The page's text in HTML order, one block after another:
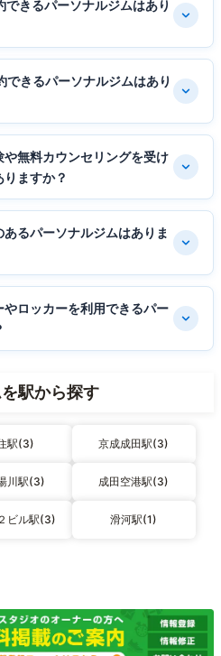
きるパーソナルジムはあり
きるパーソナルジムはあり
無料カウンセリングを受け
ますか？
るパーソナルジムはありま
ロッカーを利用できるパー
駅から探す
駅(3) 京成成田駅(3)
川駅(3) 成田空港駅(3)
ビル駅(3) 滑河駅(1)